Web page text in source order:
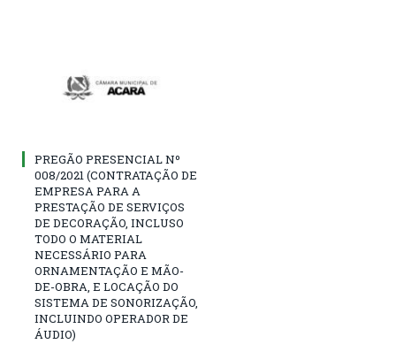
PREGÃO PRESENCIAL Nº
008/2021 (CONTRATAÇÃO DE
EMPRESA PARA A
PRESTAÇÃO DE SERVIÇOS
DE DECORAÇÃO, INCLUSO
TODO O MATERIAL
NECESSÁRIO PARA
ORNAMENTAÇÃO E MÃO-
DE-OBRA, E LOCAÇÃO DO
SISTEMA DE SONORIZAÇÃO,
INCLUINDO OPERADOR DE
ÁUDIO)